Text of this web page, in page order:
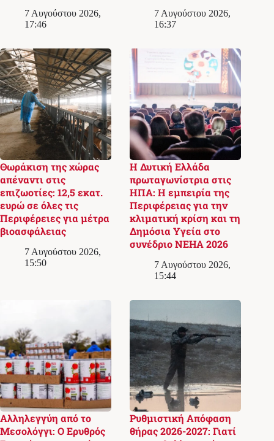
7 Αυγούστου 2026,
17:46
7 Αυγούστου 2026,
16:37
Θωράκιση της χώρας
απέναντι στις
επιζωοτίες: 12,5 εκατ.
ευρώ σε όλες τις
Περιφέρειες για μέτρα
βιοασφάλειας
7 Αυγούστου 2026,
15:50
Η Δυτική Ελλάδα
πρωταγωνίστρια στις
ΗΠΑ: Η εμπειρία της
Περιφέρειας για την
κλιματική κρίση και τη
Δημόσια Υγεία στο
συνέδριο NEHA 2026
7 Αυγούστου 2026,
15:44
Αλληλεγγύη από το
Μεσολόγγι: Ο Ερυθρός
Ρυθμιστική Απόφαση
θήρας 2026-2027: Γιατί